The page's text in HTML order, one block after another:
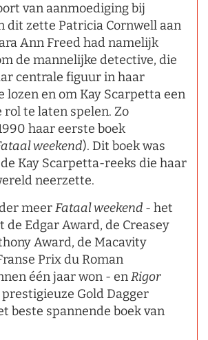
van aanmoediging bij
dit zette Patricia Cornwell aan
Ann Freed had namelijk
de mannelijke detective, die
centrale figuur in haar
lozen en om Kay Scarpetta een
te laten spelen. Zo
haar eerste boek
weekend). Dit boek was
Kay Scarpetta-reeks die haar
neerzette.
meerFataal weekend - het
de Edgar Award, de Creasey
Award, de Macavity
Prix du Roman
één jaar won - enRigor
prestigieuze Gold Dagger
beste spannende boek van